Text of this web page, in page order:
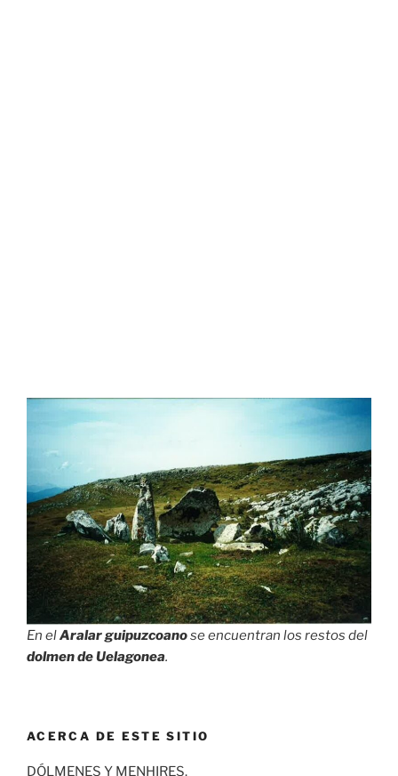
En elAralar guipuzcoanose encuentran los restos del
dolmen de Uelagonea.
ACERCA DE ESTE SITIO
DÓLMENES Y MENHIRES.